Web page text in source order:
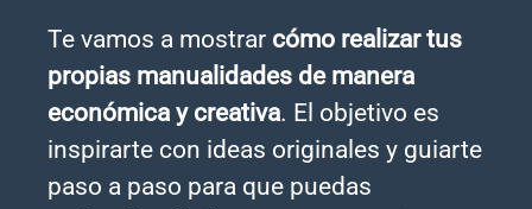
Te vamos a mostrar cómo realizar tus
propias manualidades de manera
económica y creativa. El objetivo es
inspirarte con ideas originales y guiarte
paso a paso para que puedas